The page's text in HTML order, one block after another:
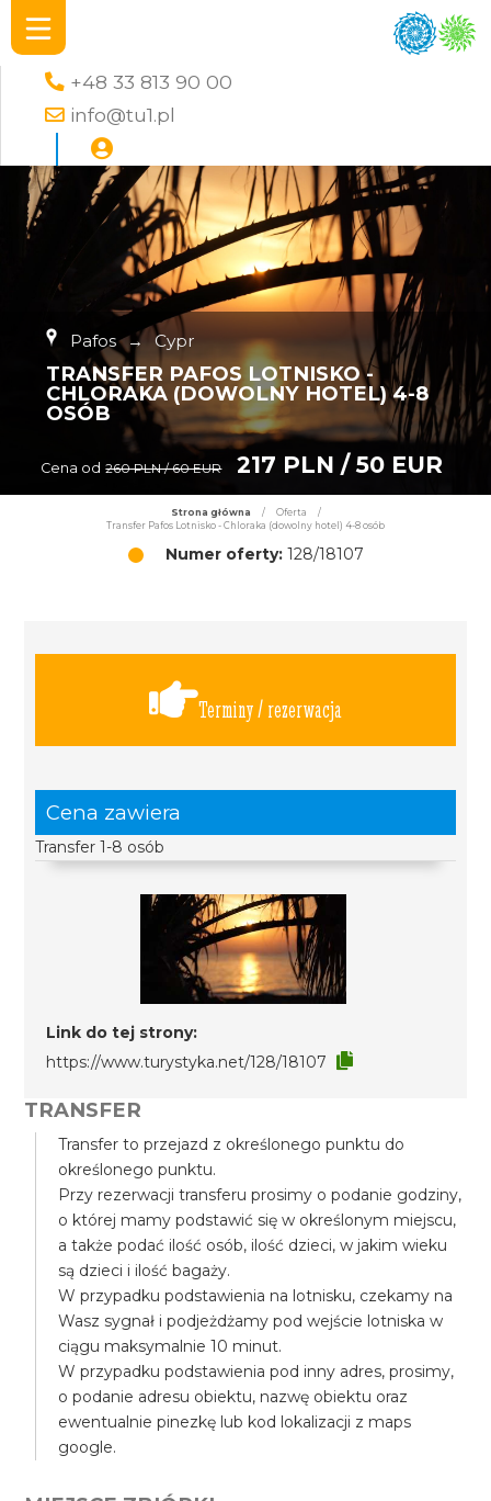
+48 33 813 90 00
info@tu1.pl
Pafos → Cypr
TRANSFER PAFOS LOTNISKO -
CHLORAKA (DOWOLNY HOTEL) 4-8
OSÓB
Cena od 260 PLN / 60 EUR 217 PLN / 50 EUR
Strona główna / Oferta
/
Transfer Pafos Lotnisko - Chloraka (dowolny hotel) 4-8 osób
Numer oferty:128/18107
Terminy / rezerwacja
Cena zawiera
Transfer 1-8 osób
Link do tej strony:
https://www.turystyka.net/128/18107
TRANSFER
Transfer to przejazd z określonego punktu do
określonego punktu.
Przy rezerwacji transferu prosimy o podanie godziny,
o której mamy podstawić się w określonym miejscu,
a także podać ilość osób, ilość dzieci, w jakim wieku
są dzieci i ilość bagaży.
W przypadku podstawienia na lotnisku, czekamy na
Wasz sygnał i podjeżdżamy pod wejście lotniska w
ciągu maksymalnie 10 minut.
W przypadku podstawienia pod inny adres, prosimy,
o podanie adresu obiektu, nazwę obiektu oraz
ewentualnie pinezkę lub kod lokalizacji z maps
google.